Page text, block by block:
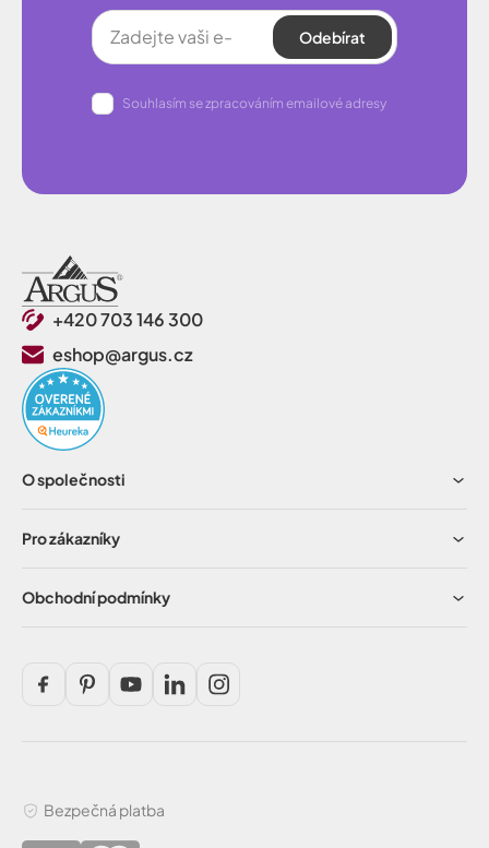
Odebírat
Souhlasím se zpracováním emailové adresy
+420 703 146 300
eshop@argus.cz
O společnosti
Pro zákazníky
Obchodní podmínky
Bezpečná platba